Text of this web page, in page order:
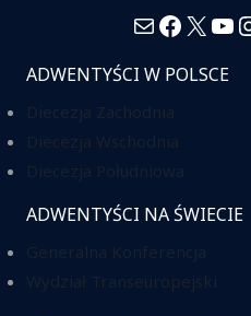
MailX
ADWENTYŚCI W POLSCE
ADWENTYŚCI NA ŚWIECIE